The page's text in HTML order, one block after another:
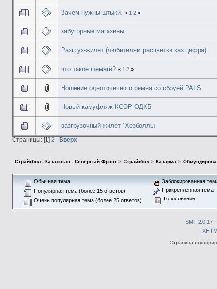
Зачем нужны штыки. « 1 2»
забугорные магазины.
Разгруз-жилет (любителям расцветки каз цифра)
что такое шемаги? « 1 2»
Ношение одноточечного ремня со сбруей PALS
Новый камуфляж КСОР ОДКБ
разгрузочный жилет "Хезболлы"
Страницы: [1] 2 Вверх
Страйкбол - Казахстан - Северный Фронт> Страйкбол > Казарма >
Обычная тема
Популярная тема (более 15 ответов)
Очень популярная тема (более 25 ответов)
Заблокированная
Прикрепленная тема
Голосование
SMF 2.0.17 |
Страница